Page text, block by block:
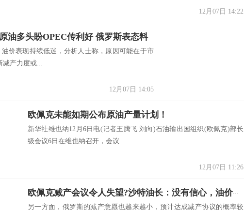
12月07日 14:22
原油交易提醒：原油多头盼OPEC传利好 俄罗斯表态料定油价生死
表现持续低迷，分析人士称，原因可能在于市
减产力度或...
12月07日 14:05
欧佩克未能如期公布原油产量计划！
新华社维也纳12月6日电(记者王腾飞 刘向)石油输出国组织(欧佩克)部长
级会议6日在维也纳召开，会议...
12月07日 11:26
欧佩克减产会议令人失望?沙特油长：没有信心，油价重回跌势
另一方面，俄罗斯的减产意愿也越来越小，预计达成减产协议的概率较